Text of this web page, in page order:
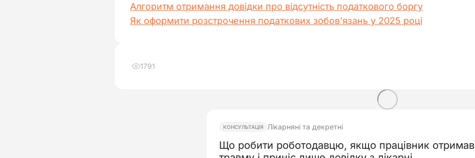
Алгоритм отримання довідки про відсутність податкового боргу
Як оформити розстрочення податкових зобов’язань у 2025 році
1791
КОНСУЛЬТАЦІЯ Лікарняні та декретні
Що робити роботодавцю, якщо працівник отримав